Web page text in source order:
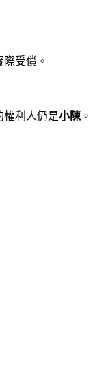
受償。
權利人仍是小陳 。